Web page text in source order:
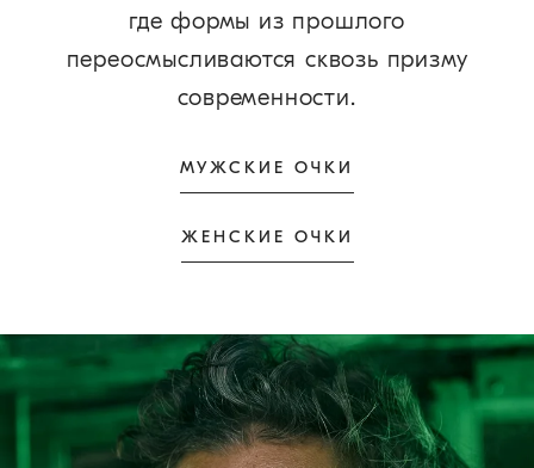
где формы из прошлого
переосмысливаются сквозь призму
современности.
МУЖСКИЕ ОЧКИ
ЖЕНСКИЕ ОЧКИ